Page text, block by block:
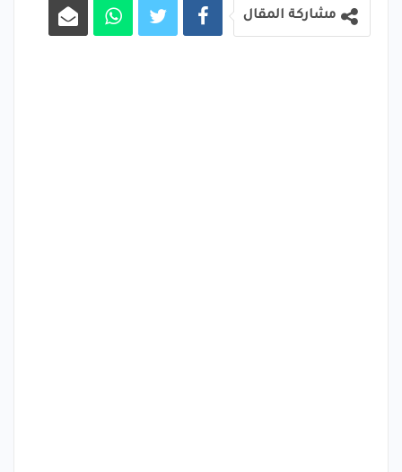
مشاركة المقال